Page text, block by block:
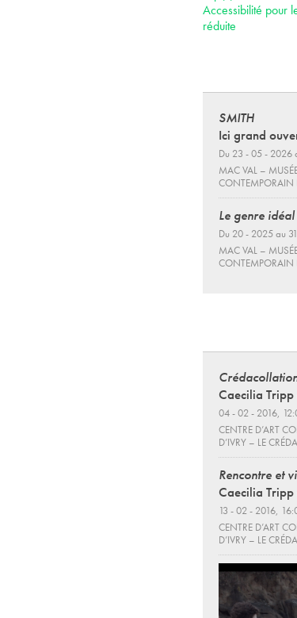
Accessibilité pour
réduite
SMITH
Ici grand
Du 23 - 05 - 2026
MAC VAL –
CONTEMPORAIN
Le genre idéal
Du 20 - 2025 au
MAC VAL –
CONTEMPORAIN
Caecilia Tripp
04 - 02 - 2016,
CENTRE D’ART
D’IVRY – LE
Rencontre et
Caecilia Tripp
13 - 02 - 2016,
CENTRE D’ART
D’IVRY – LE